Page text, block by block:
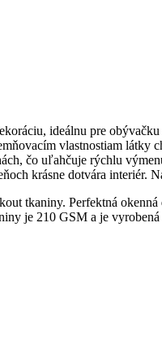
ideálnu pre
vlastnostiam látky
čo uľahčuje rýchlu
krásne dotvára interiér.
tkaniny. Perfektná
je 210 GSM a je